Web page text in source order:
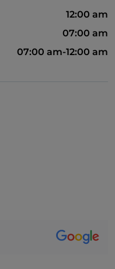
12:00 am
07:00 am
07:00 am-12:00 am